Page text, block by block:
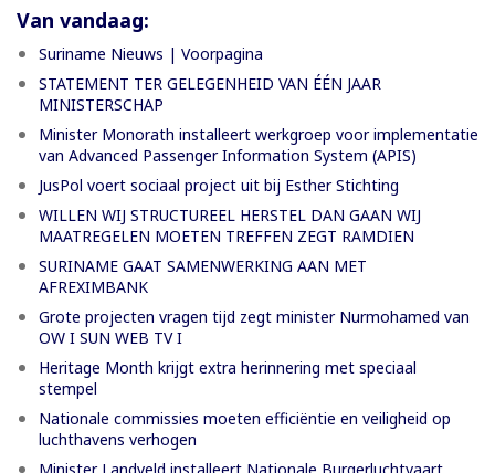
Van vandaag:
Suriname Nieuws | Voorpagina
STATEMENT TER GELEGENHEID VAN ÉÉN JAAR
MINISTERSCHAP
Minister Monorath installeert werkgroep voor implementatie
van Advanced Passenger Information System (APIS)
JusPol voert sociaal project uit bij Esther Stichting
WILLEN WIJ STRUCTUREEL HERSTEL DAN GAAN WIJ
MAATREGELEN MOETEN TREFFEN ZEGT RAMDIEN
SURINAME GAAT SAMENWERKING AAN MET
AFREXIMBANK
Grote projecten vragen tijd zegt minister Nurmohamed van
OW I SUN WEB TV I
Heritage Month krijgt extra herinnering met speciaal
stempel
Nationale commissies moeten efficiëntie en veiligheid op
luchthavens verhogen